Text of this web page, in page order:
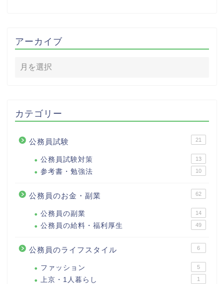
アーカイブ
カテゴリー
公務員試験 21
公務員試験対策 13
参考書・勉強法 10
公務員のお金・副業 62
公務員の副業 14
公務員の給料・福利厚生 49
公務員のライフスタイル 6
ファッション 5
上京・1人暮らし 1